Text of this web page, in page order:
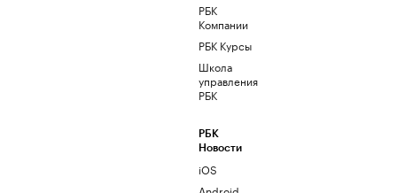
РБК
Компании
РБК Курсы
Школа
управления
РБК
РБК
Новости
iOS